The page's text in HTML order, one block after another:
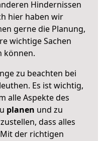
Hindernissen
hier haben wir
gerne die Planung,
wichtige Sachen
können.
zu beachten bei
Es ist wichtig,
alle Aspekte des
planen und zu
dass alles
der richtigen